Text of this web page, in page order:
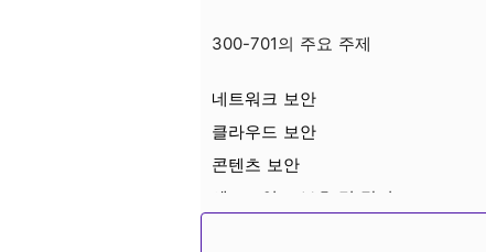
300-701의 주요 주제
네트워크 보안
클라우드 보안
콘텐츠 보안
엔드포인트 보호 및 탐지